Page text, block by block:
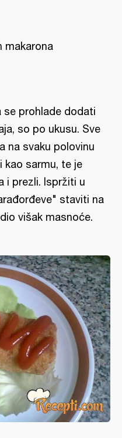
makarona
se prohlade dodati
so po ukusu. Sve
na svaku polovinu
kao sarmu, te je
i prezli. Ispržiti u
staviti na
višak masnoće.